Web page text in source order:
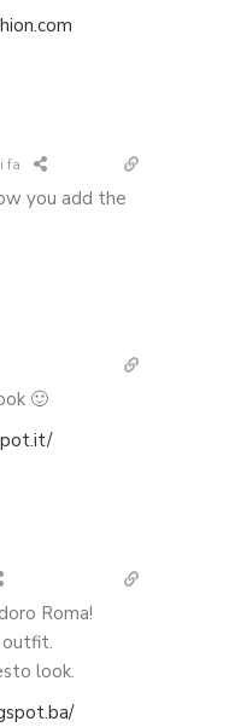
fa
you add the
🙂
Roma!
outfit.
look.